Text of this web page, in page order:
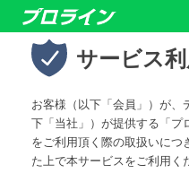
サービス
お客様（以下「会員」）が、
下「当社」）が提供する「プ
をご利用頂く際の取扱いにつ
た上で本サービスをご利用く